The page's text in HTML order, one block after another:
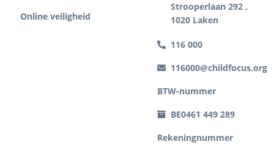
Online veiligheid
Strooperlaan 292 ,
1020 Laken
116 000
116000@childfocus.org
BTW-nummer
BE0461 449 289
Rekeningnummer